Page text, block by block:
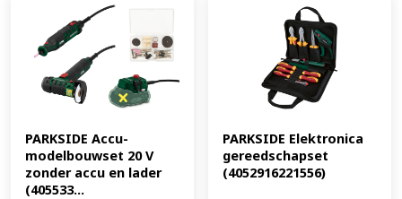
PARKSIDE Accu-
modelbouwset 20 V
zonder accu en lader
(405533...
PARKSIDE Elektronica
gereedschapset
(4052916221556)